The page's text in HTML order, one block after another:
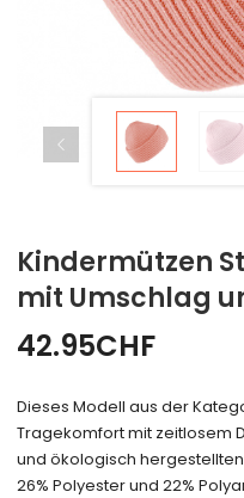
Kindermützen
mit Umschlag
42.95CHF
Dieses Modell aus der
Tragekomfort mit zeitlosem
und ökologisch
26% Polyester und 22%